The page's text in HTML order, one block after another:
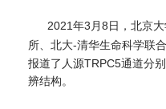
2021年3月8日，北京大
所、北大-清华生命科学联
报道了人源TRPC5通道分
辨结构。